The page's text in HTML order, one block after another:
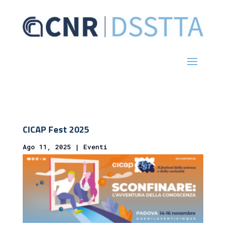
CICAP Fest 2025
Ago 11, 2025 | Eventi